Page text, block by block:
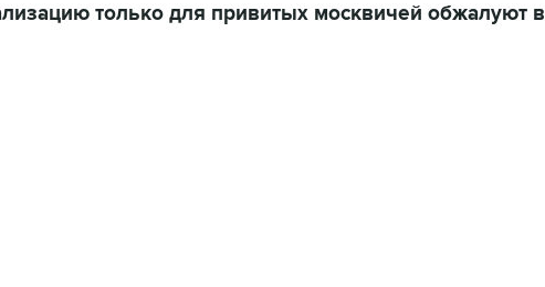
только для привитых москвичей обжалуют в